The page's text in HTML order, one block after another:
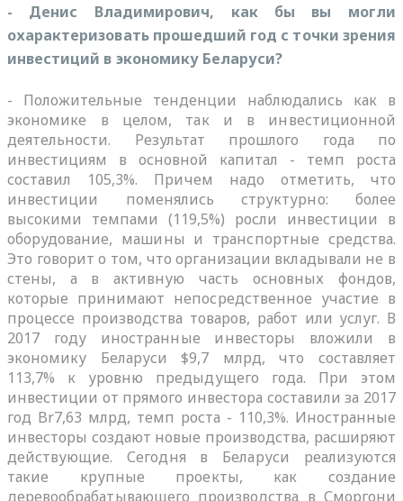
- Денис Владимирович, как бы вы могли
охарактеризовать прошедший год с точки зрения
инвестиций в экономику Беларуси?
- Положительные тенденции наблюдались как в
экономике в целом, так и в инвестиционной
деятельности. Результат прошлого года по
инвестициям в основной капитал - темп роста
составил 105,3%. Причем надо отметить, что
инвестиции поменялись структурно: более
высокими темпами (119,5%) росли инвестиции в
оборудование, машины и транспортные средства.
Это говорит о том, что организации вкладывали не в
стены, а в активную часть основных фондов,
которые принимают непосредственное участие в
процессе производства товаров, работ или услуг. В
2017 году иностранные инвесторы вложили в
экономику Беларуси $9,7 млрд, что составляет
113,7% к уровню предыдущего года. При этом
инвестиции от прямого инвестора составили за 2017
год Br7,63 млрд, темп роста - 110,3%. Иностранные
инвесторы создают новые производства, расширяют
действующие. Сегодня в Беларуси реализуются
такие крупные проекты, как создание
деревообрабатывающего производства в Сморгони